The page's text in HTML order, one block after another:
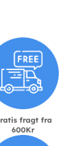
fragt fra
600Kr